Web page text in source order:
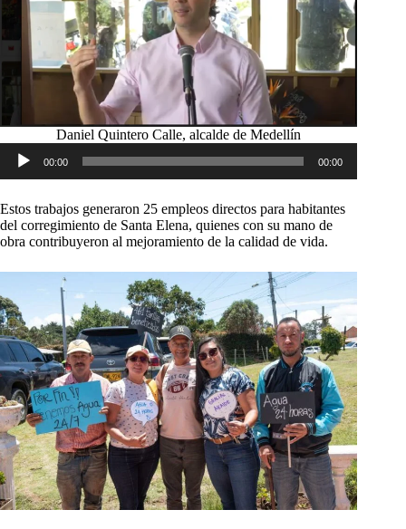
Daniel Quintero Calle, alcalde de Medellín
Reproductor
audio
00:00 00:00
Estos trabajos generaron 25 empleos directos para habitantes
del corregimiento de Santa Elena, quienes con su mano de
obra contribuyeron al mejoramiento de la calidad de vida.